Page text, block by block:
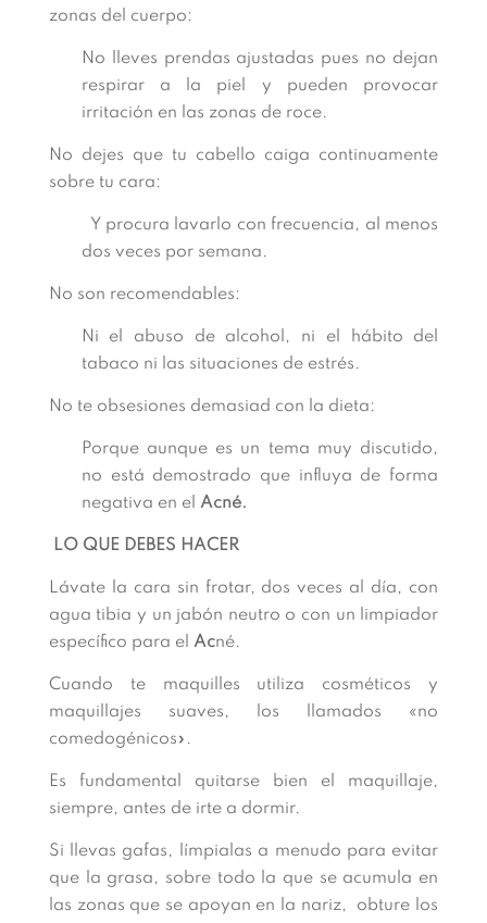
zonas del cuerpo:
No lleves prendas ajustadas pues no dejan
respirar a la piel y pueden provocar
irritación en las zonas de roce.
No dejes que tu cabello caiga continuamente
sobre tu cara:
Y procura lavarlo con frecuencia, al menos
dos veces por semana.
No son recomendables:
Ni el abuso de alcohol, ni el hábito del
tabaco ni las situaciones de estrés.
No te obsesiones demasiad con la dieta:
Porque aunque es un tema muy discutido,
no está demostrado que influya de forma
negativa en el Acné.
LO QUE DEBES HACER
Lávate la cara sin frotar, dos veces al día, con
agua tibia y un jabón neutro o con un limpiador
específico para el Acné.
Cuando te maquilles utiliza cosméticos y
maquillajes suaves, los llamados «no
comedogénicos».
Es fundamental quitarse bien el maquillaje,
siempre, antes de irte a dormir.
Si llevas gafas, límpialas a menudo para evitar
que la grasa, sobre todo la que se acumula en
las zonas que se apoyan en la nariz, obture los